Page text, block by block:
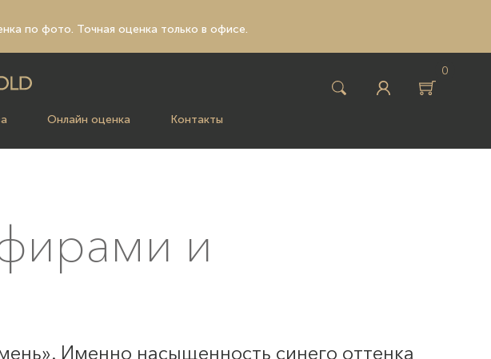
по фото. Точная оценка только в офисе.
0
Онлайн оценка Контакты
и
Именно насыщенность синего оттенка